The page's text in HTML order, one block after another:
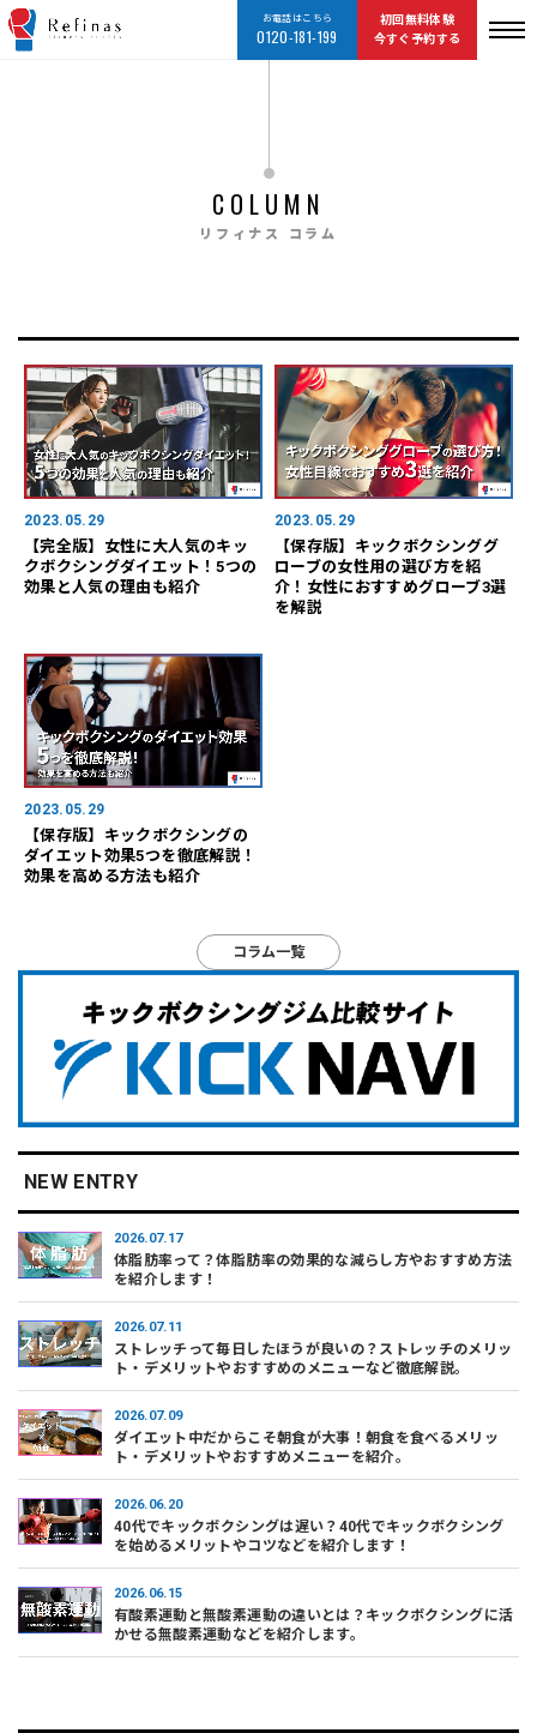
お電話はこちら
0120-181-199
初回無料体験
今すぐ予約する
COLUMN
リフィナス コラム
2023.05.29
【完全版】女性に大人気のキッ
クボクシングダイエット！5つの
効果と人気の理由も紹介
2023.05.29
【保存版】キックボクシンググ
ローブの女性用の選び方を紹
介！女性におすすめグローブ3選
を解説
2023.05.29
【保存版】キックボクシングの
ダイエット効果5つを徹底解説！
効果を高める方法も紹介
コラム一覧
NEW ENTRY
2026.07.17
体脂肪率って？体脂肪率の効果的な減らし方やおすすめ方法
を紹介します！
2026.07.11
ストレッチって毎日したほうが良いの？ストレッチのメリッ
ト・デメリットやおすすめのメニューなど徹底解説。
2026.07.09
ダイエット中だからこそ朝食が大事！朝食を食べるメリッ
ト・デメリットやおすすめメニューを紹介。
2026.06.20
40代でキックボクシングは遅い？40代でキックボクシング
を始めるメリットやコツなどを紹介します！
2026.06.15
有酸素運動と無酸素運動の違いとは？キックボクシングに活
かせる無酸素運動などを紹介します。